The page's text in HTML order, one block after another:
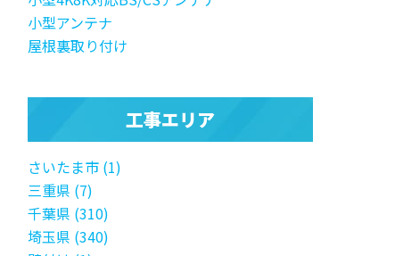
小型アンテナ
屋根裏取り付け
工事エリア
さいたま市 (1)
三重県 (7)
千葉県 (310)
埼玉県 (340)